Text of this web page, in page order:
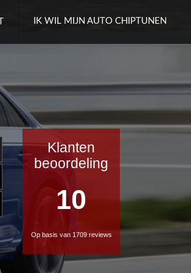
IK WIL MIJN AUTO CHIPTUNEN
Klanten
beoordeling
10
Op basis van 1709 reviews